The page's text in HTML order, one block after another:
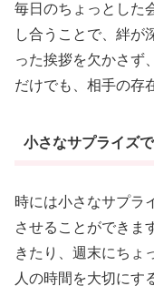
毎日のちょっとした
し合うことで、絆が
った挨拶を欠かさず
だけでも、相手の存
小さなサプライズ
時には小さなサプラ
させることができま
きたり、週末にちょ
人の時間を大切にす